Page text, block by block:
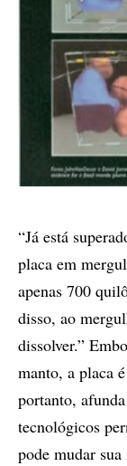
“Já está
placa em
apenas 700
disso, ao
dissolver.”
manto, a placa
portanto,
tecnológicos
pode mudar